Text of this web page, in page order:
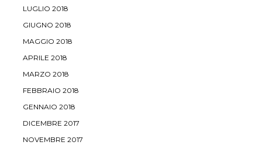
LUGLIO 2018
GIUGNO 2018
MAGGIO 2018
APRILE 2018
MARZO 2018
FEBBRAIO 2018
GENNAIO 2018
DICEMBRE 2017
NOVEMBRE 2017